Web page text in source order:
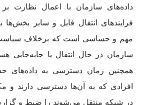
داده‌های سازمان با اعمال نظارت بر
فرایندهای انتقال فایل و سایر بخش‌ها‌
مهم و حساسی است که برخلاف
همچنین زمان دسترسی به داده‌های
افرادی که به آن‌ها دسترسی دارند و
در شبکه منتقل می‌شوند را ضبط و